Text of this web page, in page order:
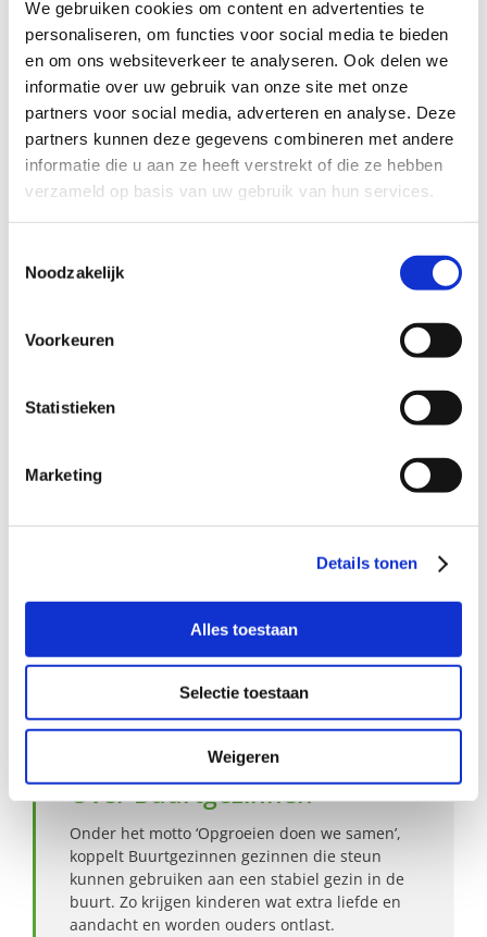
We gebruiken cookies om content en advertenties te
personaliseren, om functies voor social media te bieden
en om ons websiteverkeer te analyseren. Ook delen we
informatie over uw gebruik van onze site met onze
partners voor social media, adverteren en analyse. Deze
partners kunnen deze gegevens combineren met andere
informatie die u aan ze heeft verstrekt of die ze hebben
verzameld op basis van uw gebruik van hun services.
Noodzakelijk
Voorkeuren
Statistieken
Marketing
Details tonen
Alles toestaan
Selectie toestaan
Weigeren
Profiel steungezin
Buurtgezinnen zoekt een steungezin in Weesp:
Dat wekelijks één of twee keer met dit
meisje wil oefenen op dinsdag, woensdag
of vrijdag na school
Een half uur tot een uurtje per keer;
Dat geduldig is, haar op haar gemak kan
stellen en een rustige plek kan bieden;
je van harte uitgenodigd om te reageren!
Dan kun je contact opnemen met Annemarie Mets,
annemarie@buurtgezinnen.nl
of bel/app: 06 – 13 38 13
34.
Over Buurtgezinnen
Onder het motto ‘Opgroeien doen we samen’,
koppelt Buurtgezinnen gezinnen die steun
kunnen gebruiken aan een stabiel gezin in de
buurt. Zo krijgen kinderen wat extra liefde en
aandacht en worden ouders ontlast.